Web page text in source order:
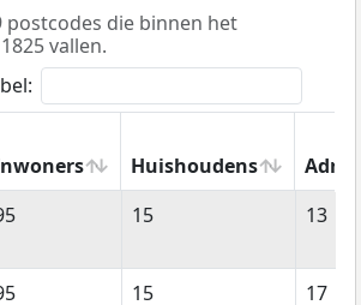
postcodes die binnen het
vallen.
Huishoudens
Huishoudens
15 13
15 17